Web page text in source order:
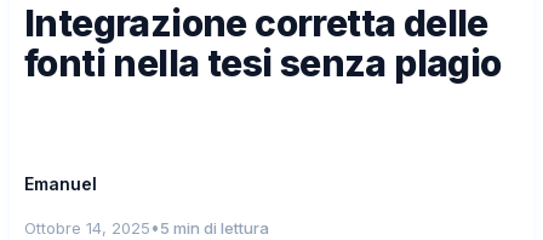
Integrazione corretta delle
fonti nella tesi senza plagio
Emanuel
Ottobre 14, 2025•5 min di lettura